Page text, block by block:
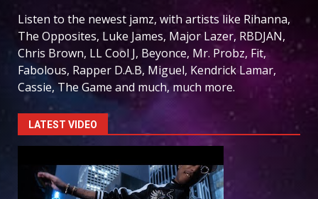
Listen to the newest jamz, with artists like Rihanna,
The Opposites, Luke James, Major Lazer, RBDJAN,
Chris Brown, LL Cool J, Beyonce, Mr. Probz, Fit,
Fabolous, Rapper D.A.B, Miguel, Kendrick Lamar,
Cassie, The Game and much, much more.
LATEST VIDEO